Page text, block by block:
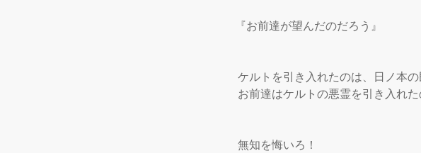
『お前達が望んだのだろう』
ケルトを引き入れたのは、日ノ本の
お前達はケルトの悪霊を引き入れた
無知を悔いろ！